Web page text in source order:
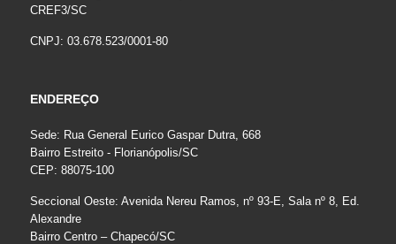
CREF3/SC
CNPJ: 03.678.523/0001-80
ENDEREÇO
Sede: Rua General Eurico Gaspar Dutra, 668
Bairro Estreito - Florianópolis/SC
CEP: 88075-100
Seccional Oeste: Avenida Nereu Ramos, nº 93-E, Sala nº 8, Ed.
Alexandre
Bairro Centro – Chapecó/SC